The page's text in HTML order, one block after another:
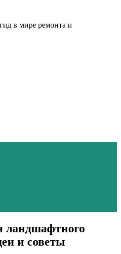
в мире ремонта и
ландшафтного
и советы